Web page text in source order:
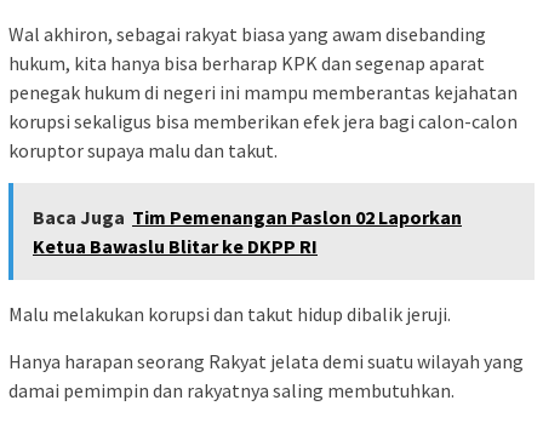
Wal akhiron, sebagai rakyat biasa yang awam disebanding
hukum, kita hanya bisa berharap KPK dan segenap aparat
penegak hukum di negeri ini mampu memberantas kejahatan
korupsi sekaligus bisa memberikan efek jera bagi calon-calon
koruptor supaya malu dan takut.
Baca Juga Tim Pemenangan Paslon 02 Laporkan
Ketua Bawaslu Blitar ke DKPP RI
Malu melakukan korupsi dan takut hidup dibalik jeruji.
Hanya harapan seorang Rakyat jelata demi suatu wilayah yang
damai pemimpin dan rakyatnya saling membutuhkan.